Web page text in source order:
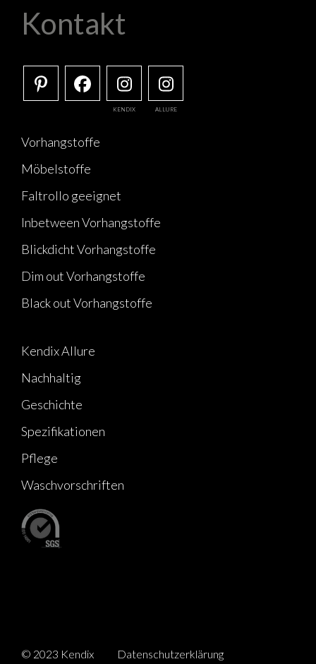
Kontakt
KENDIX ALLURE
Vorhangstoffe
Möbelstoffe
Faltrollo geeignet
Inbetween Vorhangstoffe
Blickdicht Vorhangstoffe
Dim out Vorhangstoffe
Black out Vorhangstoffe
Kendix Allure
Nachhaltig
Geschichte
Spezifikationen
Pflege
Waschvorschriften
© 2023 Kendix Datenschutzerklärung